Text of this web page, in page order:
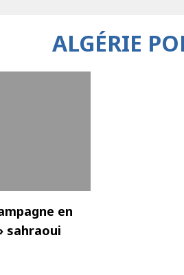
ALGÉRIE
en
sahraoui